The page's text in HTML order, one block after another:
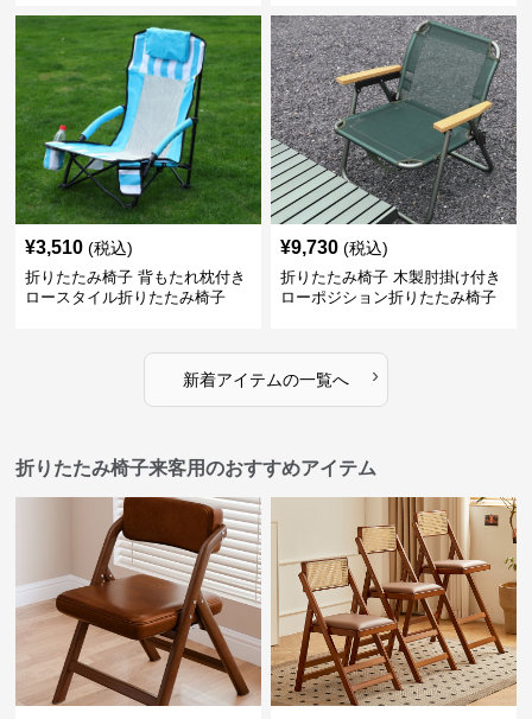
¥3,510 (税込)
折りたたみ椅子 背もたれ枕付き
ロースタイル折りたたみ椅子
¥9,730 (税込)
折りたたみ椅子 木製肘掛け付き
ローポジション折りたたみ椅子
新着アイテムの一覧へ ›
折りたたみ椅子来客用のおすすめアイテム